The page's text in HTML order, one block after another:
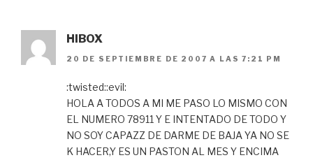
HIBOX
20 DE SEPTIEMBRE DE 2007 A LAS 7:21 PM
:twisted::evil:
HOLA A TODOS A MI ME PASO LO MISMO CON
EL NUMERO 78911 Y E INTENTADO DE TODO Y
NO SOY CAPAZZ DE DARME DE BAJA YA NO SE
K HACER,Y ES UN PASTON AL MES Y ENCIMA